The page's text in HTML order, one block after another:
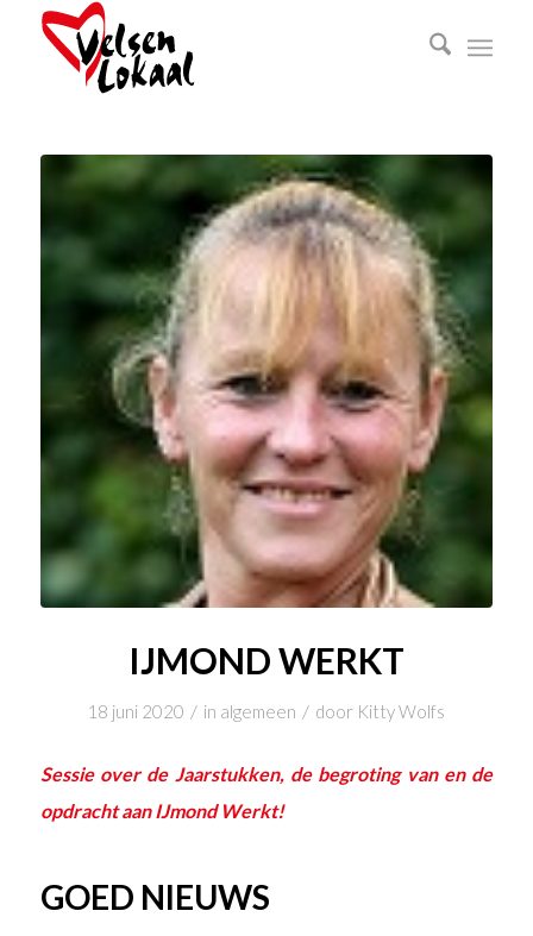
IJMOND WERKT
18 juni 2020 / in algemeen / door Kitty Wolfs
Sessie over de Jaarstukken, de begroting van en de
opdracht aan IJmond Werkt!
GOED NIEUWS